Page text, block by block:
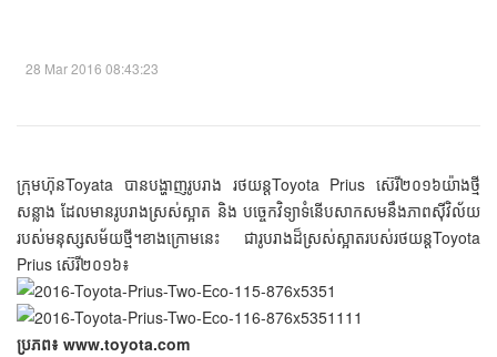
28 Mar 2016 08:43:23
​ក្រុមហ៊ុន​Toyata ​បាន​​​បង្ហាញ​រូប​រាង​ រថយន្តToyota Prius ​​ស៊េរី​​២០១៦​យ៉ាង​ថ្មី​
សន្លាង​ ​ដែល​មាន​រូប​រាង​ស្រស់​ស្អាត​​ ​និង បច្ចេកវិទ្យា​ទំនើប​​សាក​សម​​​នឹង​ភាព​ស៊ីវិល័យ​
របស់​មនុស្ស​សម័យ​ថ្មី​។ ​ខាង​ក្រោម​នេះ ជា​រូបរាង​ដ៏​ស្រស់​ស្អាត​របស់​រថយន្តToyota
Prius ​​ស៊េរី​​២០១៦៖ ​
ប្រភព៖ www.toyota.com